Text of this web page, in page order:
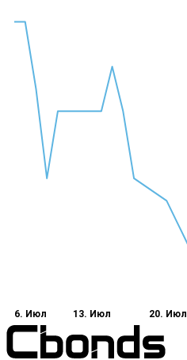
6. Июл 13. Июл 20. Июл